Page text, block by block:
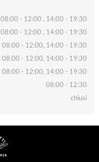
08:00 - 12:00 , 14:00 - 19:30
08:00 - 12:00 , 14:00 - 19:30
08:00 - 12:00, 14:00 - 19:30
08:00 - 12:00, 14:00 - 19:30
08:00 - 12:00, 14:00 - 19:30
08:00 - 12:30
chiusi